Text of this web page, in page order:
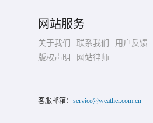
网站服务
关于我们 联系我们
用户反馈
版权声明
网站律师
客服邮箱： service@weather.com.cn